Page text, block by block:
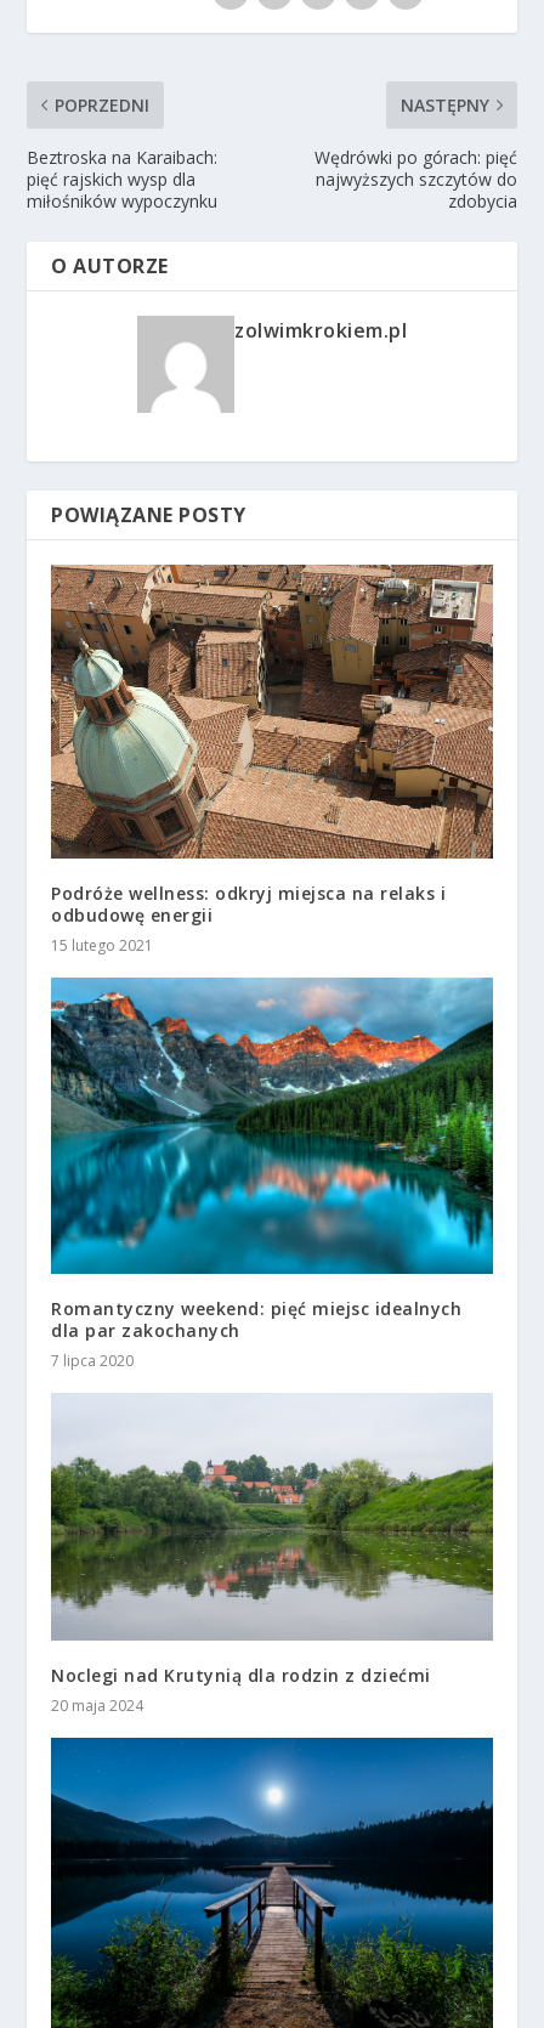
POPRZEDNI
Beztroska na Karaibach:
pięć rajskich wysp dla
miłośników wypoczynku
NASTĘPNY
Wędrówki po górach: pięć
najwyższych szczytów do
zdobycia
O AUTORZE
zolwimkrokiem.pl
POWIĄZANE POSTY
Podróże wellness: odkryj miejsca na relaks i
odbudowę energii
15 lutego 2021
Romantyczny weekend: pięć miejsc idealnych
dla par zakochanych
7 lipca 2020
Noclegi nad Krutynią dla rodzin z dziećmi
20 maja 2024